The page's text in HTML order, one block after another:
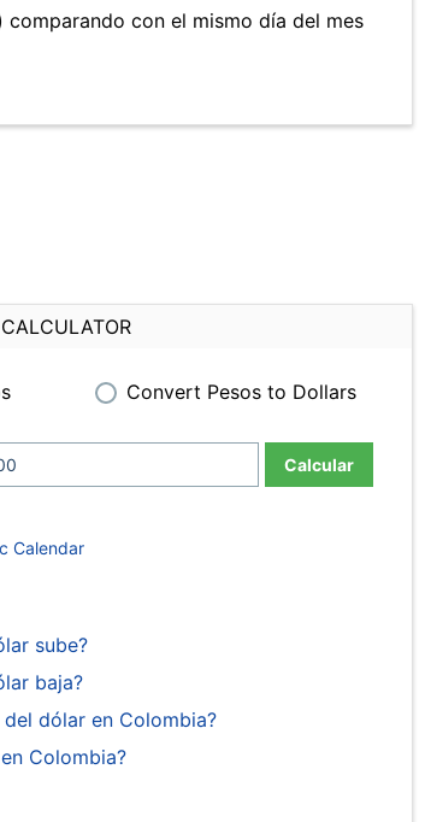
comparando con el mismo día del mes
CALCULATOR
Convert Pesos to Dollars
Calcular
Calendar
sube?
baja?
dólar en Colombia?
Colombia?